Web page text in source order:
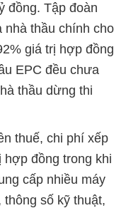
đồng. Tập đoàn
nhà thầu chính cho
giá trị hợp đồng
EPC đều chưa
thầu dừng thi
thuế, chi phí xếp
đồng trong khi
cấp nhiều máy
số kỹ thuật,